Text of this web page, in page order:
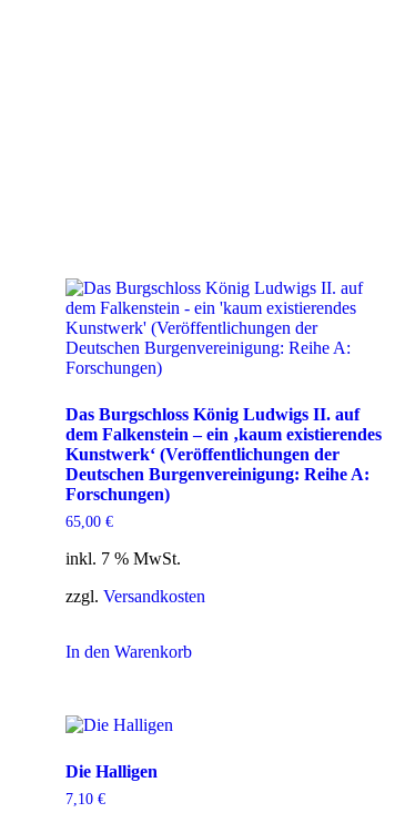
Das Burgschloss König Ludwigs II. auf
dem Falkenstein – ein ‚kaum existierendes
Kunstwerk‘ (Veröffentlichungen der
Deutschen Burgenvereinigung: Reihe A:
Forschungen)
65,00 €
inkl. 7 % MwSt.
zzgl. Versandkosten
In den Warenkorb
Die Halligen
7,10 €